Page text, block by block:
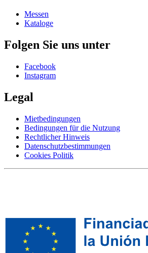
Messen
Kataloge
Folgen Sie uns unter
Facebook
Instagram
Legal
Mietbedingungen
Bedingungen für die Nutzung
Rechtlicher Hinweis
Datenschutzbestimmungen
Cookies Politik